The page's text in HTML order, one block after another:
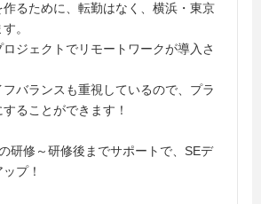
るために、転勤はなく、横浜・東京
。
ジェクトでリモートワークが導入さ
フバランスも重視しているので、プラ
ることができます！
研修～研修後までサポートで、SEデ
プ！